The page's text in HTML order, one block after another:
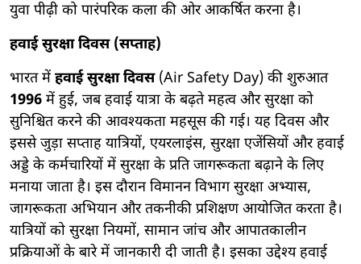
युवा पीढ़ी को पारंपरिक कला की ओर आकर्षित करना है।
हवाई सुरक्षा दिवस (सप्ताह)
भारत में हवाई सुरक्षा दिवस(Air Safety Day) की शुरुआत
1996 में हुई, जब हवाई यात्रा के बढ़ते महत्व और सुरक्षा को
सुनिश्चित करने की आवश्यकता महसूस की गई। यह दिवस और
इससे जुड़ा सप्ताह यात्रियों, एयरलाइंस, सुरक्षा एजेंसियों और हवाई
अड्डे के कर्मचारियों में सुरक्षा के प्रति जागरूकता बढ़ाने के लिए
मनाया जाता है। इस दौरान विमानन विभाग सुरक्षा अभ्यास,
जागरूकता अभियान और तकनीकी प्रशिक्षण आयोजित करता है।
यात्रियों को सुरक्षा नियमों, सामान जांच और आपातकालीन
प्रक्रियाओं के बारे में जानकारी दी जाती है। इसका उद्देश्य हवाई